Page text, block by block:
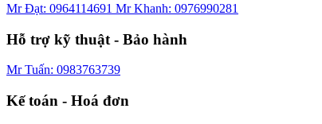
Mr Đạt: 0964114691 Mr Khanh: 0976990281
Hỗ trợ kỹ thuật - Bảo hành
Mr Tuấn: 0983763739
Kế toán - Hoá đơn